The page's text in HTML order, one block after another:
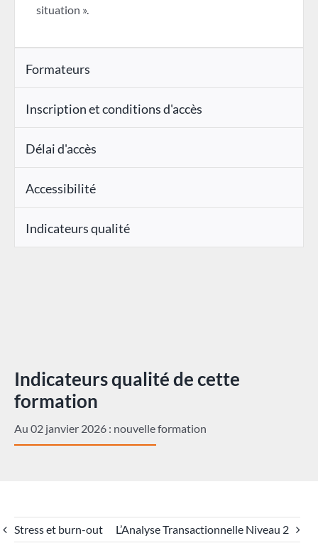
situation ».
Formateurs
Inscription et conditions d'accès
Délai d'accès
Accessibilité
Indicateurs qualité
Indicateurs qualité de cette
formation
Au 02 janvier 2026 : nouvelle formation
Stress et burn-out L’Analyse Transactionnelle Niveau 2